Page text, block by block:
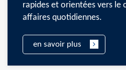
rapides et orientées vers le
affaires quotidiennes.
en savoir plus